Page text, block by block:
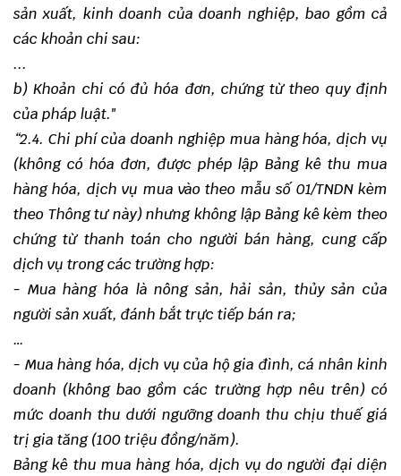
sản xuất, kinh doanh của doanh nghiệp, bao gồm cả
các khoản chi sau:
...
b) Khoản chi có đủ hóa đơn, chứng từ theo quy định
của pháp luật."
“2.4. Chi phí của doanh nghiệp mua hàng hóa, dịch vụ
(không có hóa đơn, được phép lập Bảng kê thu mua
hàng hóa, dịch vụ mua vào theo mẫu số 01/TNDN kèm
theo Thông tư này) nhưng không lập Bảng kê kèm theo
chứng từ thanh toán cho người bán hàng, cung cấp
dịch vụ trong các trường hợp:
- Mua hàng hóa là nông sản, hải sản, thủy sản của
người sản xuất, đánh bắt trực tiếp bán ra;
…
- Mua hàng hóa, dịch vụ của hộ gia đình, cá nhân kinh
doanh (không bao gồm các trường hợp nêu trên) có
mức doanh thu dưới ngưỡng doanh thu chịu thuế giá
trị gia tăng (100 triệu đồng/năm).
Bảng kê thu mua hàng hóa, dịch vụ do người đại diện